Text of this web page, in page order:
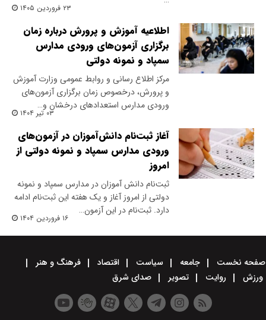
۲۳ فروردین ۱۴۰۵
اطلاعیه آموزش و پرورش درباره زمان
برگزاری آزمون‌های ورودی مدارس
سمپاد و نمونه دولتی
مرکز اطلاع رسانی و روابط عمومی وزارت آموزش
و پرورش، درخصوص زمان برگزاری آزمون‌های
ورودی مدارس استعدادهای درخشان و…
۰۳ تیر ۱۴۰۴
آغاز ثبت‌نام دانش‌آموزان در آزمون‌های
ورودی مدارس سمپاد و نمونه دولتی از
امروز
ثبت‌نام دانش آموزان در مدارس سمپاد و نمونه
دولتی از امروز آغاز و یک هفته این ثبت‌نام ادامه
دارد. ثبت‌نام در این آزمون‌…
۱۶ فروردین ۱۴۰۴
صفحه نخست جامعه سیاست اقتصاد
فرهنگ و هنر
ورزش
روایت تصویر صدای شرق